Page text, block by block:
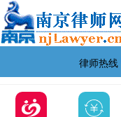
律师热线